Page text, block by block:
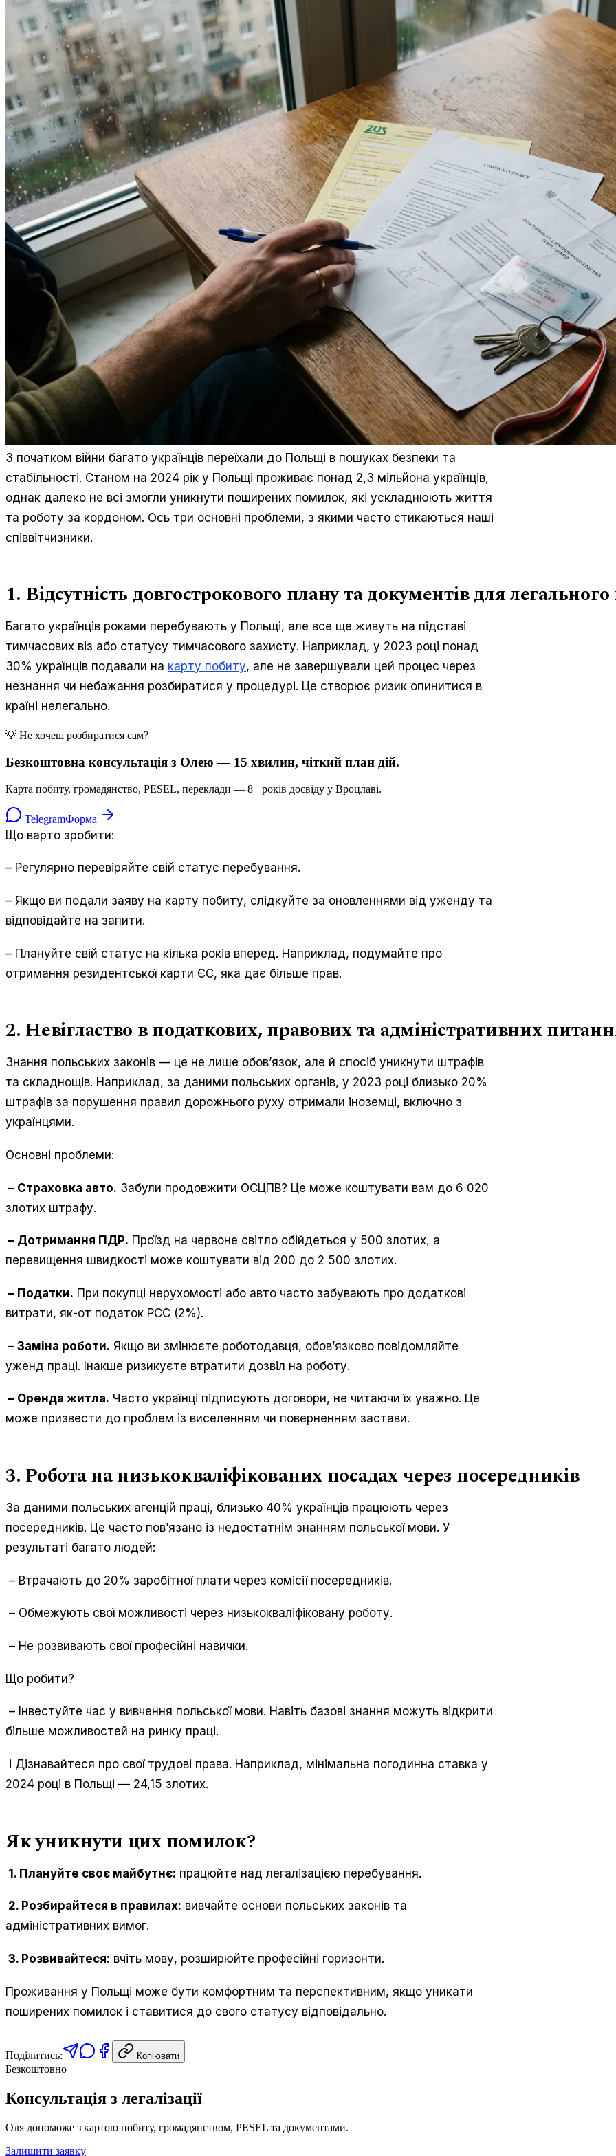
З початком війни багато українців переїхали до Польщі в пошуках безпеки та
стабільності. Станом на 2024 рік у Польщі проживає понад 2,3 мільйона українців,
однак далеко не всі змогли уникнути поширених помилок, які ускладнюють життя
та роботу за кордоном. Ось три основні проблеми, з якими часто стикаються наші
співвітчизники.
1. Відсутність довгострокового плану та документів для
Багато українців роками перебувають у Польщі, але все ще живуть на підставі
тимчасових віз або статусу тимчасового захисту. Наприклад, у 2023 році понад
30% українців подавали на карту побиту, але не завершували цей процес через
незнання чи небажання розбиратися у процедурі. Це створює ризик опинитися в
країні нелегально.
💡 Не хочеш розбиратися сам?
Безкоштовна консультація з Олею — 15 хвилин, чіткий план дій.
Карта побиту, громадянство, PESEL, переклади — 8+ років досвіду у Вроцлаві.
TelegramФорма
Що варто зробити:
– Регулярно перевіряйте свій статус перебування.
– Якщо ви подали заяву на карту побиту, слідкуйте за оновленнями від уженду та
відповідайте на запити.
– Плануйте свій статус на кілька років вперед. Наприклад, подумайте про
отримання резидентської карти ЄС, яка дає більше прав.
2. Невігластво в податкових, правових та адміністративних
Знання польських законів — це не лише обов’язок, але й спосіб уникнути штрафів
та складнощів. Наприклад, за даними польських органів, у 2023 році близько 20%
штрафів за порушення правил дорожнього руху отримали іноземці, включно з
українцями.
Основні проблеми:
– Страховка авто. Забули продовжити ОСЦПВ? Це може коштувати вам до 6 020
злотих штрафу.
– Дотримання ПДР. Проїзд на червоне світло обійдеться у 500 злотих, а
перевищення швидкості може коштувати від 200 до 2 500 злотих.
– Податки. При покупці нерухомості або авто часто забувають про додаткові
витрати, як-от податок PCC (2%).
– Заміна роботи. Якщо ви змінюєте роботодавця, обов’язково повідомляйте
уженд праці. Інакше ризикуєте втратити дозвіл на роботу.
– Оренда житла. Часто українці підписують договори, не читаючи їх уважно. Це
може призвести до проблем із виселенням чи поверненням застави.
3. Робота на низькокваліфікованих посадах через посередників
За даними польських агенцій праці, близько 40% українців працюють через
посередників. Це часто пов’язано із недостатнім знанням польської мови. У
результаті багато людей:
– Втрачають до 20% заробітної плати через комісії посередників.
– Обмежують свої можливості через низькокваліфіковану роботу.
– Не розвивають свої професійні навички.
Що робити?
– Інвестуйте час у вивчення польської мови. Навіть базові знання можуть відкрити
більше можливостей на ринку праці.
і Дізнавайтеся про свої трудові права. Наприклад, мінімальна погодинна ставка у
2024 році в Польщі — 24,15 злотих.
Як уникнути цих помилок?
1. Плануйте своє майбутнє: працюйте над легалізацією перебування.
2. Розбирайтеся в правилах: вивчайте основи польських законів та
адміністративних вимог.
3. Розвивайтеся: вчіть мову, розширюйте професійні горизонти.
Проживання у Польщі може бути комфортним та перспективним, якщо уникати
поширених помилок і ставитися до свого статусу відповідально.
Поділитись: Копіювати
Безкоштовно
Консультація з легалізації
Оля допоможе з картою побиту, громадянством, PESEL та документами.
Залишити заявку